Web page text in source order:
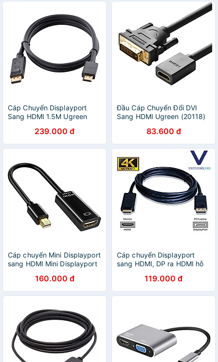
Cáp Chuyển Displayport
Sang HDMI 1.5M Ugreen
239.000 đ
Đầu Cáp Chuyển Đổi DVI
Sang HDMI Ugreen (20118)
83.600 đ
Cáp chuyển Mini Displayport
sang HDMI Mini Displayport
Thunderbolt To HDMI - Hàng
Nhập Khẩu - Giao Màu Ngẫu
Nhiên
160.000 đ
Cáp chuyển Displayport
sang HDMI, DP ra HDMI hỗ
cáp dài 1m8119.000 đ